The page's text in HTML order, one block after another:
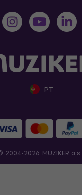
PT
2004-2026 MUZIKER a.s.